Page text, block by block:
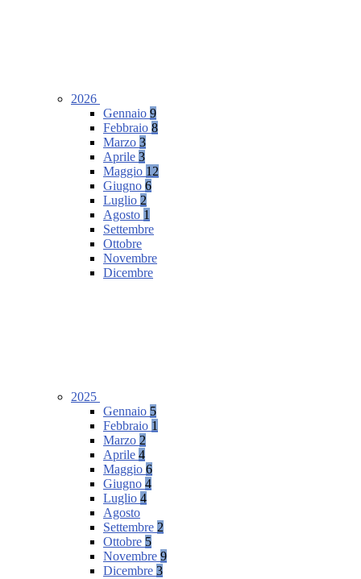
2026
Gennaio 9
Febbraio 8
Marzo 3
Aprile 3
Maggio 12
Giugno 6
Luglio 2
Agosto 1
Settembre
Ottobre
Novembre
Dicembre
2025
Gennaio 5
Febbraio 1
Marzo 2
Aprile 4
Maggio 6
Giugno 4
Luglio 4
Agosto
Settembre 2
Ottobre 5
Novembre 9
Dicembre 3